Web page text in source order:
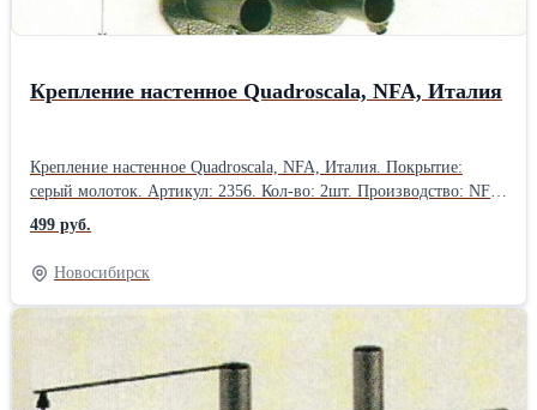
Крепление настенное Quadroscala, NFA, Италия
Крепление настенное Quadroscala, NFA, Италия. Покрытие:
серый молоток. Артикул: 2356. Кол-во: 2шт. Производство: NFA,
Италия. Товар в наличии в Новосибирске.Производитель:
Quadro
499 руб.
Новосибирск